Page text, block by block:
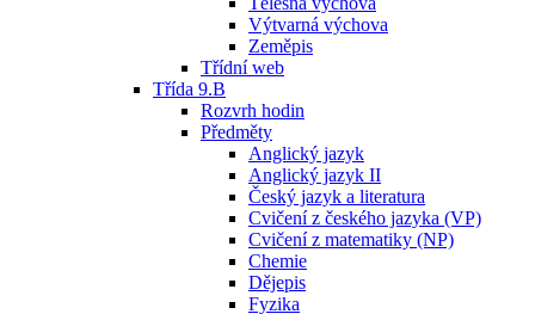
Výtvarná výchova
Zeměpis
Třídní web
Třída 9.B
Rozvrh hodin
Předměty
Anglický jazyk
Anglický jazyk II
Český jazyk a literatura
Cvičení z českého jazyka (VP)
Cvičení z matematiky (NP)
Chemie
Dějepis
Fyzika